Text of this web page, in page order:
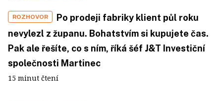
ROZHOVOR
Po prodeji fabriky klient půl roku
nevylezl z županu. Bohatstvím si kupujete čas.
Pak ale řešíte, co s ním, říká šéf J&T Investiční
společnosti Martinec
15 minut čtení